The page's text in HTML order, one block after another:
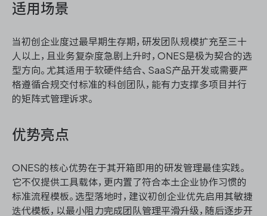
适用场景
当初创企业度过最早期生存期，研发团队规模扩充至三十
人以上，且业务复杂度急剧上升时，ONES是极为契合的选
型方向。尤其适用于软硬件结合、SaaS产品开发或需要严
格遵循合规交付标准的科创团队，能有力支撑多项目并行
的矩阵式管理诉求。
优势亮点
ONES的核心优势在于其开箱即用的研发管理最佳实践。
它不仅提供工具载体，更内置了符合本土企业协作习惯的
标准流程模板。选型落地时，建议初创企业优先启用其敏捷
迭代模板，以最小阻力完成团队管理平滑升级，随后逐步开